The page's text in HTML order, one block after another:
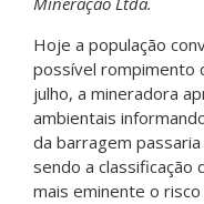
Hoje a população
possível rompimento
julho, a mineradora
ambientais
da barragem
sendo a classificação
mais eminente o